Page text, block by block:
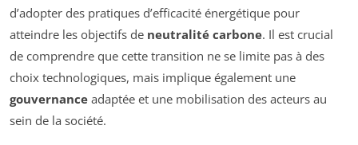
d’adopter des pratiques d’efficacité énergétique pour
atteindre les objectifs de neutralité carbone. Il est crucial
de comprendre que cette transition ne se limite pas à des
choix technologiques, mais implique également une
gouvernance adaptée et une mobilisation des acteurs au
sein de la société.